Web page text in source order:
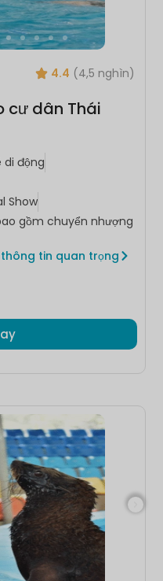
4.4 (4,5 nghìn)
cư dân Thái
di động
Show
gồm chuyển nhượng
tin quan trọng